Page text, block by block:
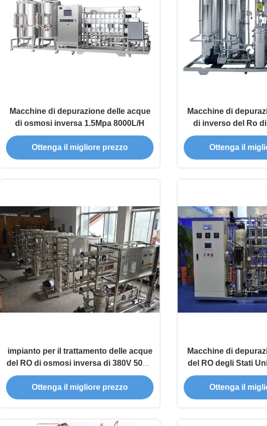
Macchine di depurazione delle acque
di osmosi inversa 1.5Mpa 8000L/H
Ottenga il migliore prezzo
Macchine di
di inverso del Ro
Ottenga il
impianto per il trattamento delle acque
del RO di osmosi inversa di 380V 50HZ
per la produzione dell'acqua potabile
Ottenga il migliore prezzo
Macchine di
del RO degli Stati
Osmosis con
Ottenga il